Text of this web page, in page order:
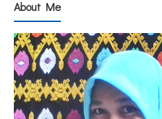
About Me